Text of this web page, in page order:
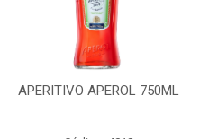
APERITIVO APEROL 750ML